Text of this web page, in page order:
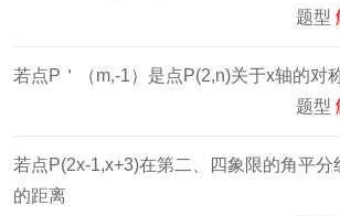
题型
若点P＇（m,-1）是点P(2,n)关于x轴的对
题型
若点P(2x-1,x+3)在第二、四象限的角平分
的距离